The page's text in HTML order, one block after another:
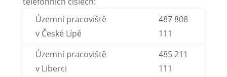
Územní pracoviště
v České Lípě
487 808
111
Územní pracoviště
v Liberci
485 211
111